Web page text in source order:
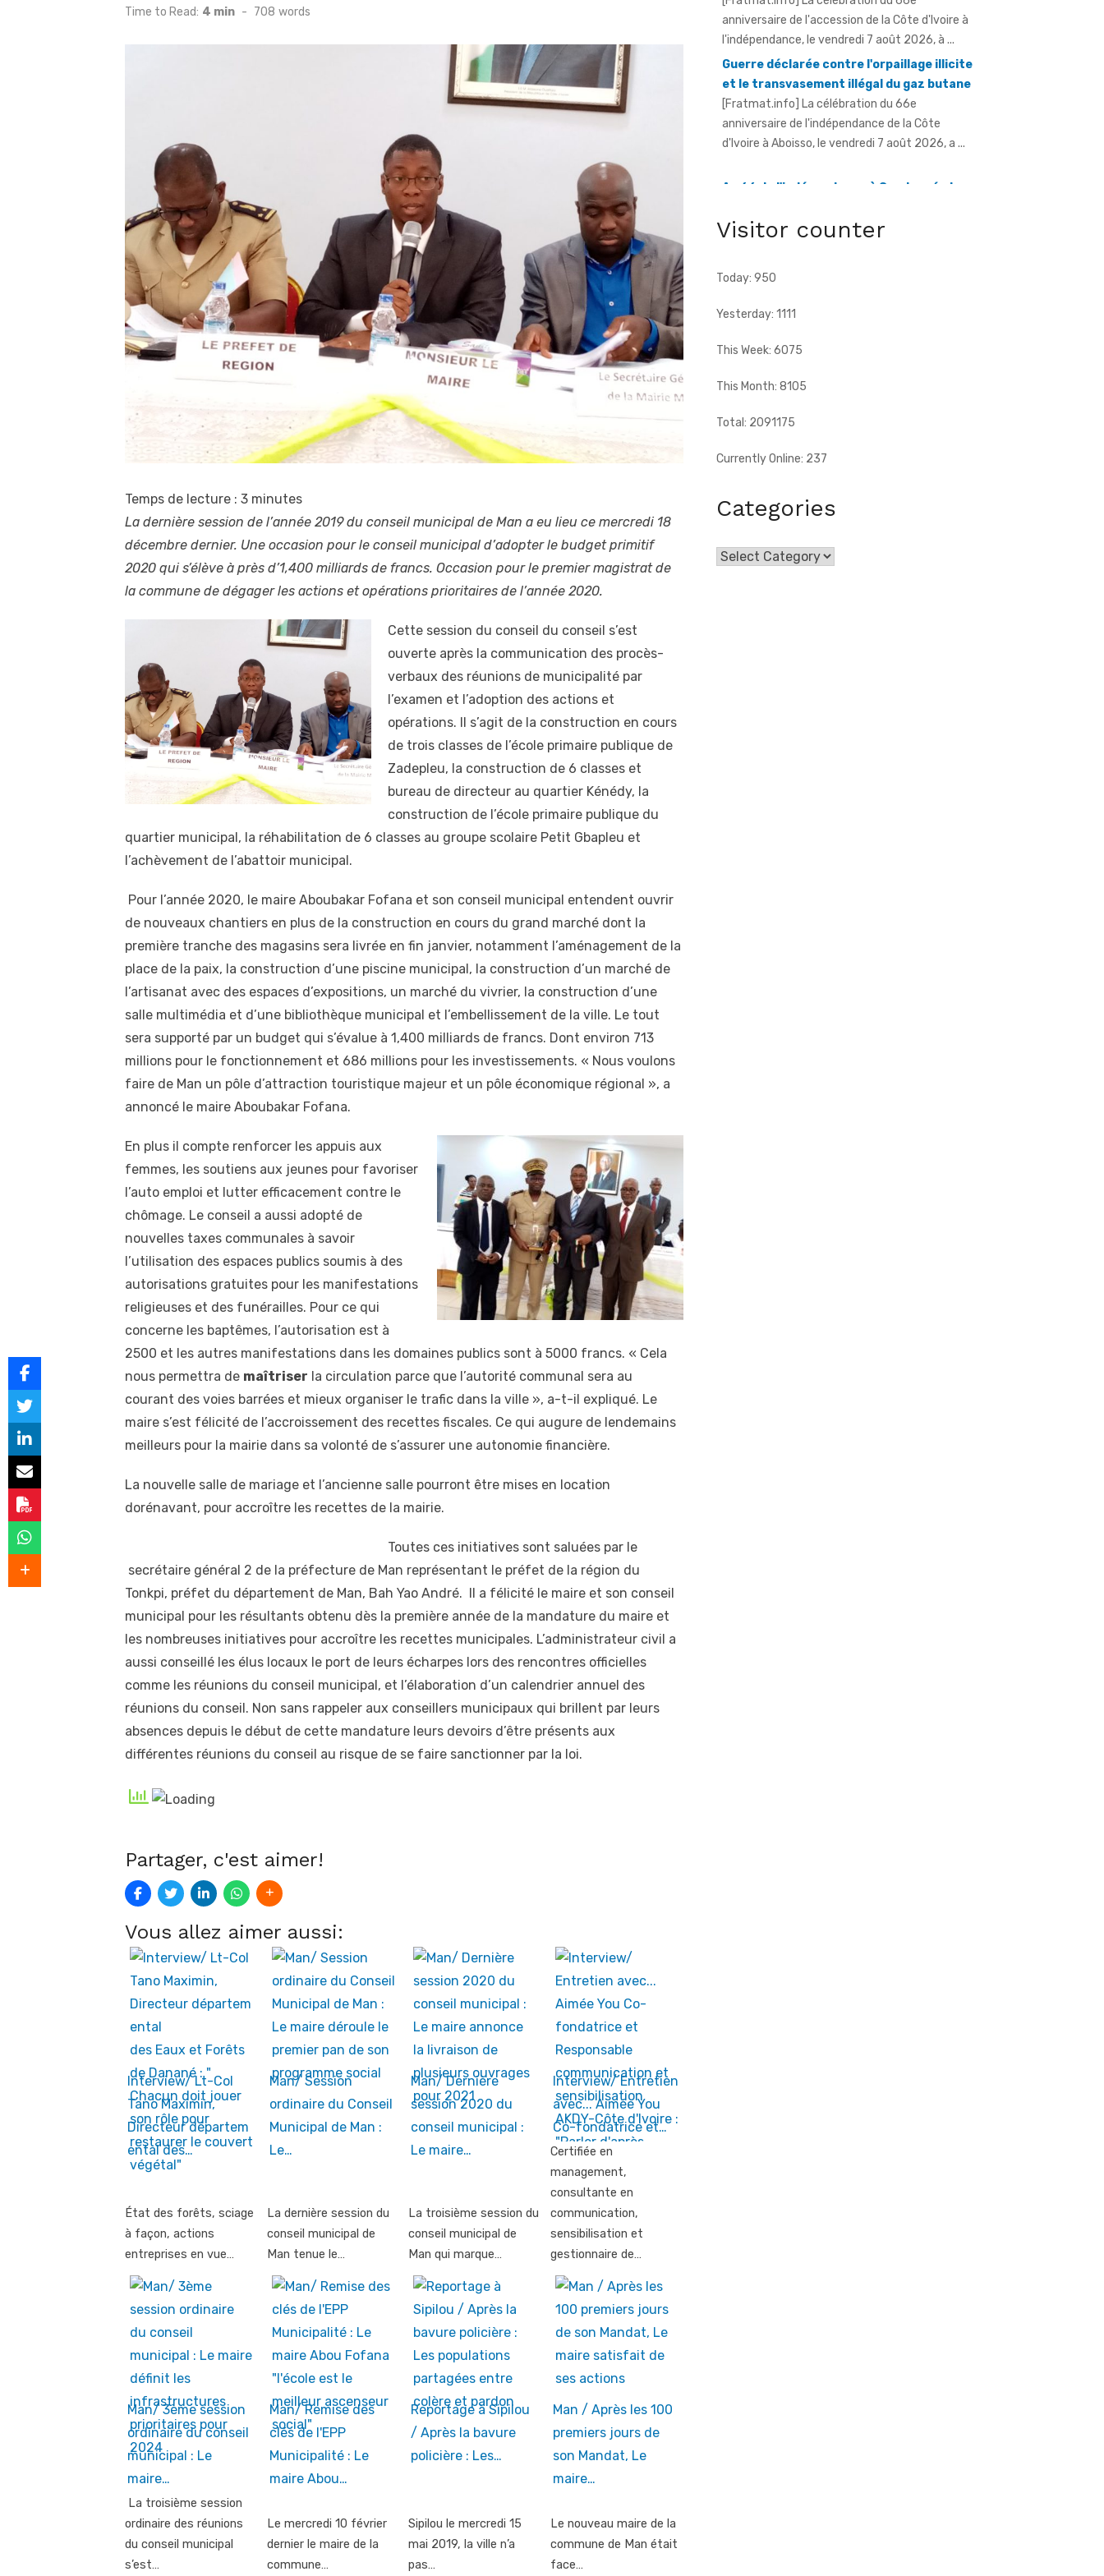
Time to Read: 4 min - 708 words
Temps de lecture : 3 minutes
La dernière session de l’année 2019 du conseil municipal de Man a eu lieu ce mercredi 18
décembre dernier. Une occasion pour le conseil municipal d’adopter le budget primitif
2020 qui s’élève à près d’1,400 milliards de francs. Occasion pour le premier magistrat de
la commune de dégager les actions et opérations prioritaires de l’année 2020.
Cette session du conseil du conseil s’est
ouverte après la communication des procès-
verbaux des réunions de municipalité par
l’examen et l’adoption des actions et
opérations. Il s’agit de la construction en cours
de trois classes de l’école primaire publique de
Zadepleu, la construction de 6 classes et
bureau de directeur au quartier Kénédy, la
construction de l’école primaire publique du
quartier municipal, la réhabilitation de 6 classes au groupe scolaire Petit Gbapleu et
l’achèvement de l’abattoir municipal.
Pour l’année 2020, le maire Aboubakar Fofana et son conseil municipal entendent ouvrir
de nouveaux chantiers en plus de la construction en cours du grand marché dont la
première tranche des magasins sera livrée en fin janvier, notamment l’aménagement de la
place de la paix, la construction d’une piscine municipal, la construction d’un marché de
l’artisanat avec des espaces d’expositions, un marché du vivrier, la construction d’une
salle multimédia et d’une bibliothèque municipal et l’embellissement de la ville. Le tout
sera supporté par un budget qui s’évalue à 1,400 milliards de francs. Dont environ 713
millions pour le fonctionnement et 686 millions pour les investissements. « Nous voulons
faire de Man un pôle d’attraction touristique majeur et un pôle économique régional », a
annoncé le maire Aboubakar Fofana.
En plus il compte renforcer les appuis aux
femmes, les soutiens aux jeunes pour favoriser
l’auto emploi et lutter efficacement contre le
chômage. Le conseil a aussi adopté de
nouvelles taxes communales à savoir
l’utilisation des espaces publics soumis à des
autorisations gratuites pour les manifestations
religieuses et des funérailles. Pour ce qui
concerne les baptêmes, l’autorisation est à
2500 et les autres manifestations dans les domaines publics sont à 5000 francs. « Cela
nous permettra de maîtriser la circulation parce que l’autorité communal sera au
courant des voies barrées et mieux organiser le trafic dans la ville », a-t-il expliqué. Le
maire s’est félicité de l’accroissement des recettes fiscales. Ce qui augure de lendemains
meilleurs pour la mairie dans sa volonté de s’assurer une autonomie financière.
La nouvelle salle de mariage et l’ancienne salle pourront être mises en location
dorénavant, pour accroître les recettes de la mairie.
Toutes ces initiatives sont saluées par le
secrétaire général 2 de la préfecture de Man représentant le préfet de la région du
Tonkpi, préfet du département de Man, Bah Yao André. Il a félicité le maire et son conseil
municipal pour les résultants obtenu dès la première année de la mandature du maire et
les nombreuses initiatives pour accroître les recettes municipales. L’administrateur civil a
aussi conseillé les élus locaux le port de leurs écharpes lors des rencontres officielles
comme les réunions du conseil municipal, et l’élaboration d’un calendrier annuel des
réunions du conseil. Non sans rappeler aux conseillers municipaux qui brillent par leurs
absences depuis le début de cette mandature leurs devoirs d’être présents aux
différentes réunions du conseil au risque de se faire sanctionner par la loi.
Partager, c'est aimer!
Vous allez aimer aussi:
Interview/ Lt-Col
Tano Maximin,
Directeur départem
ental des…
État des forêts, sciage
à façon, actions
entreprises en vue…
Man/ Session
ordinaire du Conseil
Municipal de Man :
Le…
La dernière session du
conseil municipal de
Man tenue le…
Man/ Dernière
session 2020 du
conseil municipal :
Le maire…
La troisième session du
conseil municipal de
Man qui marque…
Interview/ Entretien
avec... Aimée You
Co-fondatrice et…
Certifiée en
management,
consultante en
communication,
sensibilisation et
gestionnaire de…
Man/ 3ème session
ordinaire du conseil
municipal : Le
maire…
La troisième session
ordinaire des réunions
du conseil municipal
s’est…
Man/ Remise des
clés de l'EPP
Municipalité : Le
maire Abou…
Le mercredi 10 février
dernier le maire de la
commune…
Reportage à Sipilou
/ Après la bavure
policière : Les…
Sipilou le mercredi 15
mai 2019, la ville n’a
pas…
Man / Après les 100
premiers jours de
son Mandat, Le
maire…
Le nouveau maire de la
commune de Man était
face…
Guerre déclarée contre l'orpaillage illicite
et le transvasement illégal du gaz butane
[Fratmat.info] La célébration du 66e
anniversaire de l'indépendance de la Côte
d'Ivoire à Aboisso, le vendredi 7 août 2026, a ...
An 66 de l'indépendance à Sandegué - Le
Ouattara pour la consolidation de la paix
région du Gontougo, a célébré, le vendredi 7 août
Visitor counter
Today: 950
Yesterday: 1111
This Week: 6075
This Month: 8105
Total: 2091175
Currently Online: 237
Categories
Categories